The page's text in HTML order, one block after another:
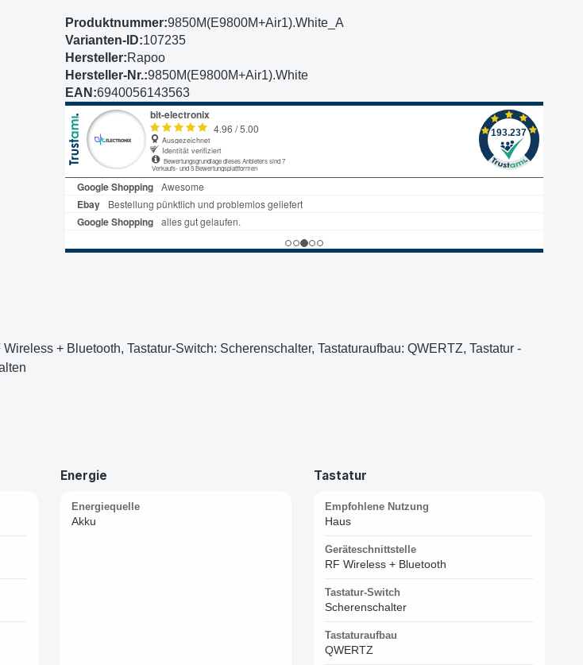
Produktnummer:9850M(E9800M+Air1).White_A
Varianten-ID:107235
Hersteller:Rapoo
Hersteller-Nr.:9850M(E9800M+Air1).White
EAN:6940056143563
+ Bluetooth, Tastatur-Switch: Scherenschalter, Tastaturaufbau: QWERTZ, Tastatur -
Energie
Energiequelle
Akku
Tastatur
Empfohlene Nutzung
Haus
Geräteschnittstelle
RF Wireless + Bluetooth
Tastatur-Switch
Scherenschalter
Tastaturaufbau
QWERTZ